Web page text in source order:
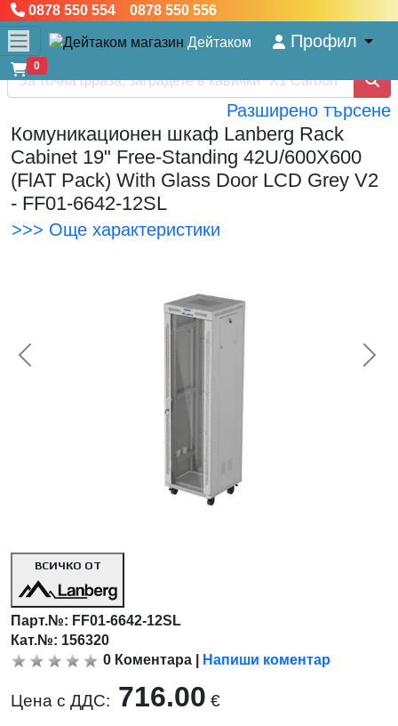
0878 550 554 0878 550 556
Дейтаком Профил
0
Разширено търсене
Комуникационен шкаф Lanberg Rack
Cabinet 19" Free-Standing 42U/600X600
(FlAT Pack) With Glass Door LCD Grey V2
- FF01-6642-12SL
>>> Още характеристики
<< Предишна
ВСИЧКО ОТ
Парт.№: FF01-6642-12SL
Кат.№: 156320
0 Коментара Напиши коментар
Цена с ДДС: 716.00 €